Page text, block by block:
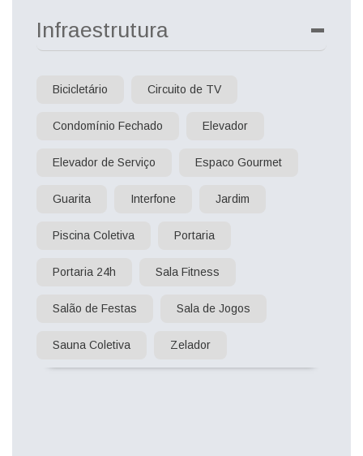
Infraestrutura
Bicicletário Circuito de TV
Condomínio Fechado Elevador
Elevador de Serviço Espaco Gourmet
Guarita Interfone Jardim
Piscina Coletiva Portaria
Portaria 24h Sala Fitness
Salão de Festas Sala de Jogos
Sauna Coletiva Zelador